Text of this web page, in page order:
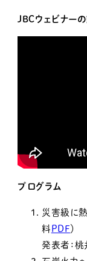
JBCウェビナーの
プログラム
災害級に熱
料 PDF ）
発表者：桃